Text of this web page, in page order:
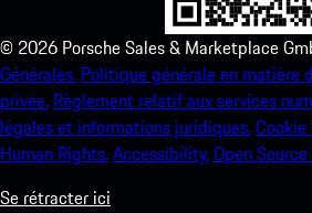
© 2026 Porsche Sales & Marketplace
Générales. Politique générale en matière
privée. Règlement relatif aux services
légales et informations juridiques.Cookie
Human Rights.Accessibility.Open
Se rétracter ici